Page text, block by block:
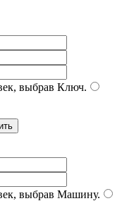
выбрав Ключ.
выбрав Машину.